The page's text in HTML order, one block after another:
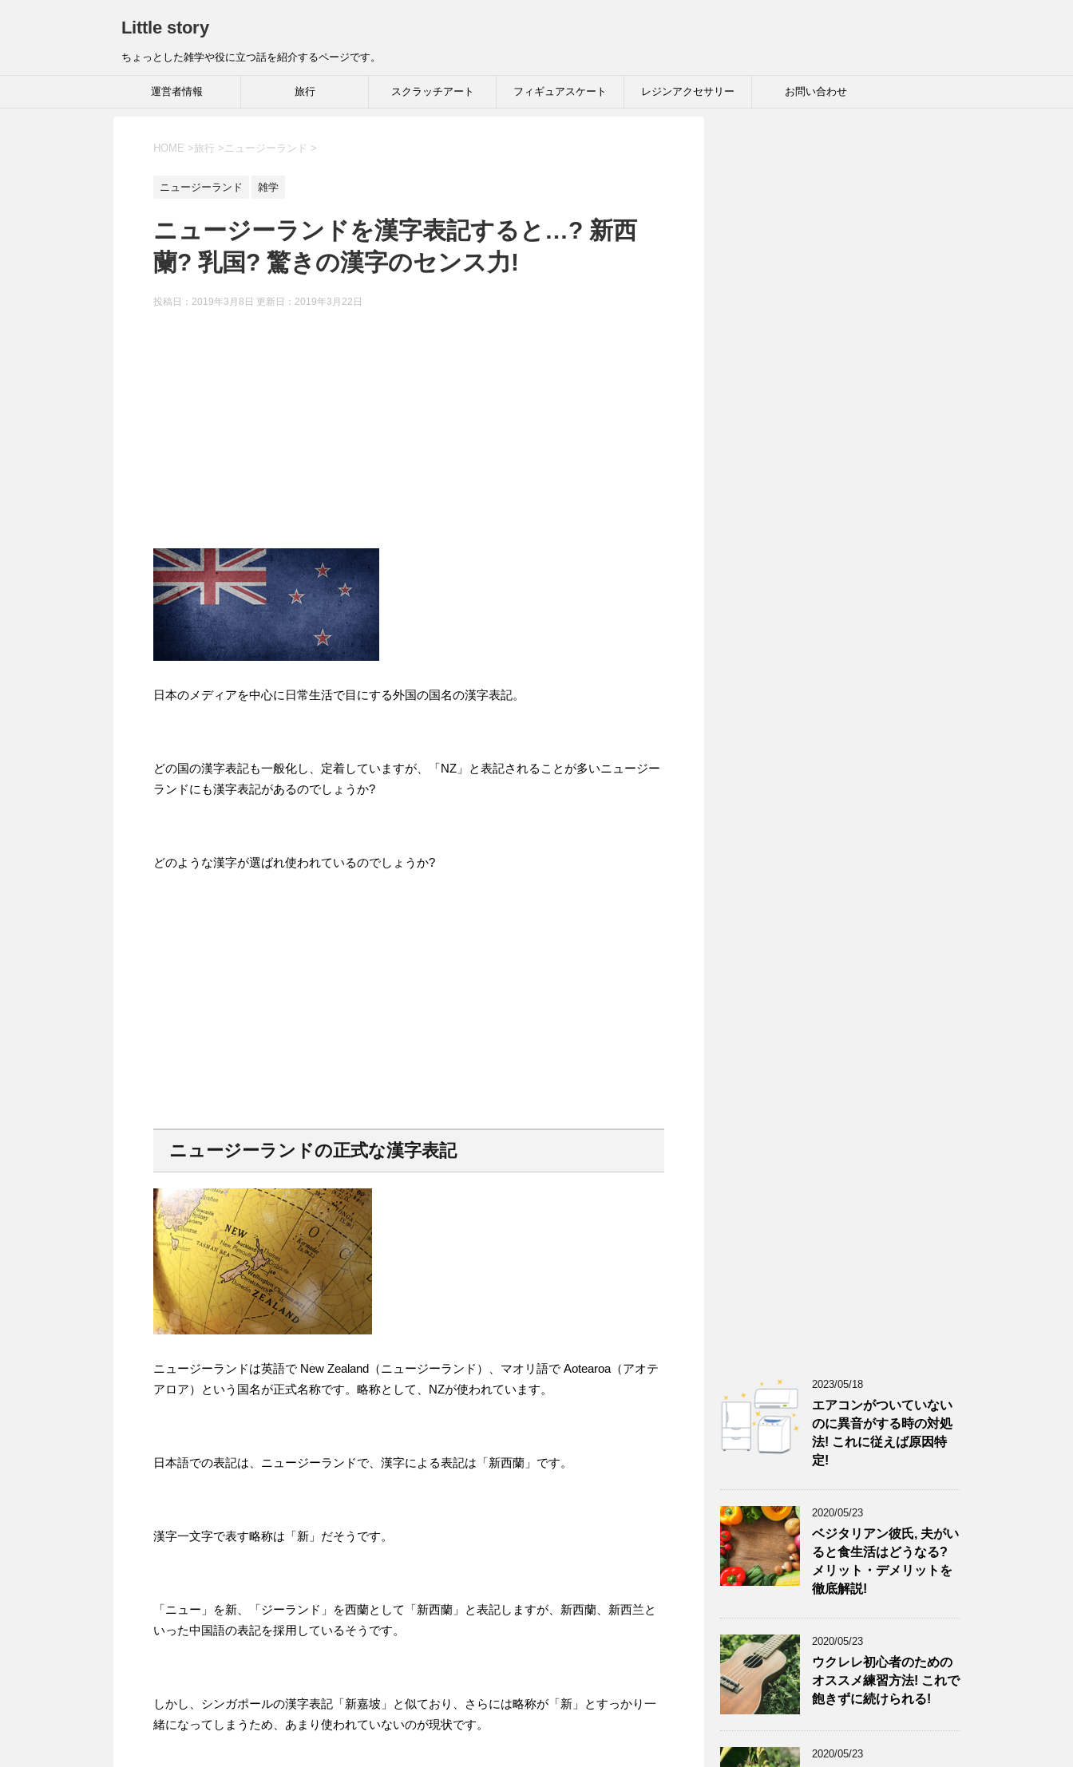
Little story
ちょっとした雑学や役に立つ話を紹介するページです。
運営者情報 旅行 スクラッチアート フィギュアスケート レジンアクセサリー お問い合わせ
HOME >旅行 >ニュージーランド >
ニュージーランド 雑学
ニュージーランドを漢字表記すると…? 新西
蘭? 乳国? 驚きの漢字のセンス力!
投稿日：2019年3月8日 更新日： 2019年3月22日
日本のメディアを中心に日常生活で目にする外国の国名の漢字表記。
どの国の漢字表記も一般化し、定着していますが、「NZ」と表記されることが多いニュージー
ランドにも漢字表記があるのでしょうか?
どのような漢字が選ばれ使われているのでしょうか?
ニュージーランドの正式な漢字表記
ニュージーランドは英語で New Zealand（ニュージーランド）、マオリ語で Aotearoa（アオテ
アロア）という国名が正式名称です。略称として、NZが使われています。
日本語での表記は、ニュージーランドで、漢字による表記は「新西蘭」です。
漢字一文字で表す略称は「新」だそうです。
「ニュー」を新、「ジーランド」を西蘭として「新西蘭」と表記しますが、新西蘭、新西兰と
いった中国語の表記を採用しているそうです。
しかし、シンガポールの漢字表記「新嘉坡」と似ており、さらには略称が「新」とすっかり一
緒になってしまうため、あまり使われていないのが現状です。
2023/05/18
エアコンがついていない
のに異音がする時の対処
法! これに従えば原因特
定!
2020/05/23
ベジタリアン彼氏, 夫がい
ると食生活はどうなる?
メリット・デメリットを
徹底解説!
2020/05/23
ウクレレ初心者のための
オススメ練習方法! これで
飽きずに続けられる!
2020/05/23